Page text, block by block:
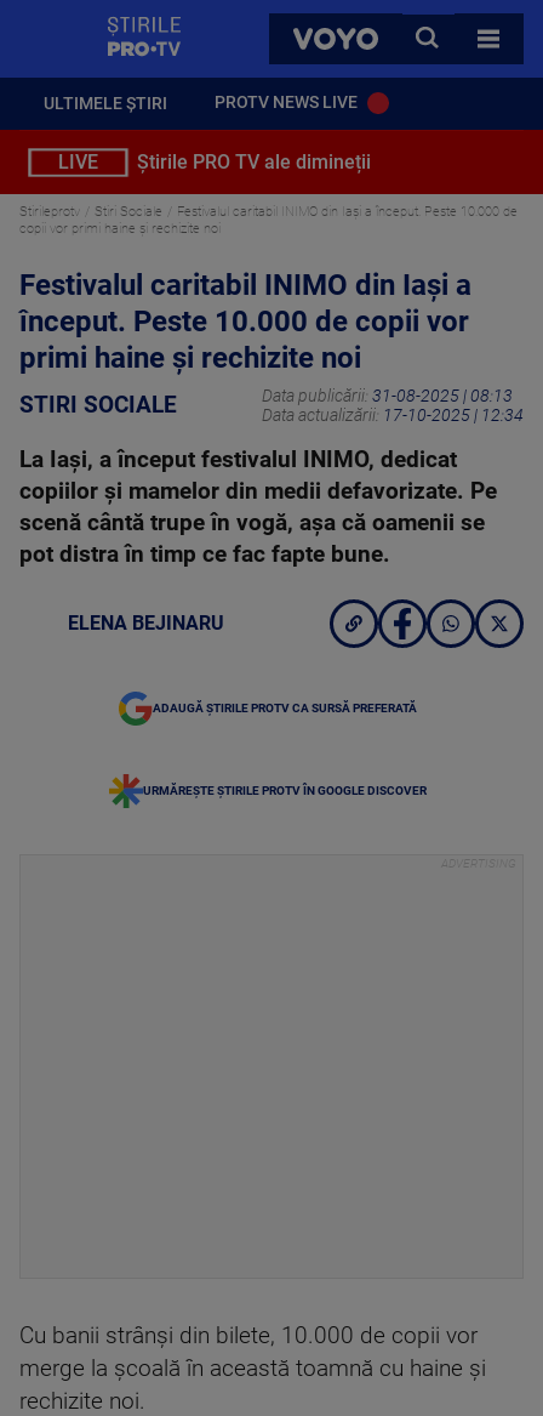
VOYO
CAUTA
TOATE
ULTIMELE ȘTIRI PROTV NEWS LIVE
LIVE Știrile PRO TV ale dimineții
Stirileprotv Stiri Sociale
Festivalul caritabil INIMO din Iași a început. Peste 10.000 de
copii vor primi haine și rechizite noi
Festivalul caritabil INIMO din Iași a
început. Peste 10.000 de copii vor
primi haine și rechizite noi
STIRI SOCIALE Data publicării: 31-08-2025 | 08:13
Data actualizării: 17-10-2025 | 12:34
La Iași, a început festivalul INIMO, dedicat
copiilor și mamelor din medii defavorizate. Pe
scenă cântă trupe în vogă, așa că oamenii se
pot distra în timp ce fac fapte bune.
ELENA BEJINARU
ADAUGĂ ȘTIRILE PROTV CA SURSĂ PREFERATĂ
URMĂREȘTE ȘTIRILE PROTV ÎN GOOGLE DISCOVER
Cu banii strânși din bilete, 10.000 de copii vor
merge la școală în această toamnă cu haine și
rechizite noi.